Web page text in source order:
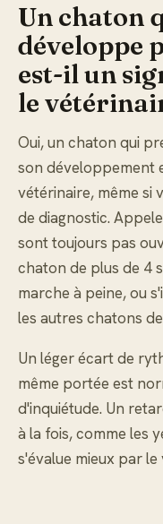
Un chaton
développe
est-il un
le
Oui, un chaton qui
son développement
vétérinaire, même si
de diagnostic.
sont toujours pas
chaton de plus de 4
marche à peine, ou
les autres chatons
Un léger écart de
même portée est
d'inquiétude. Un
à la fois, comme les
s'évalue mieux par